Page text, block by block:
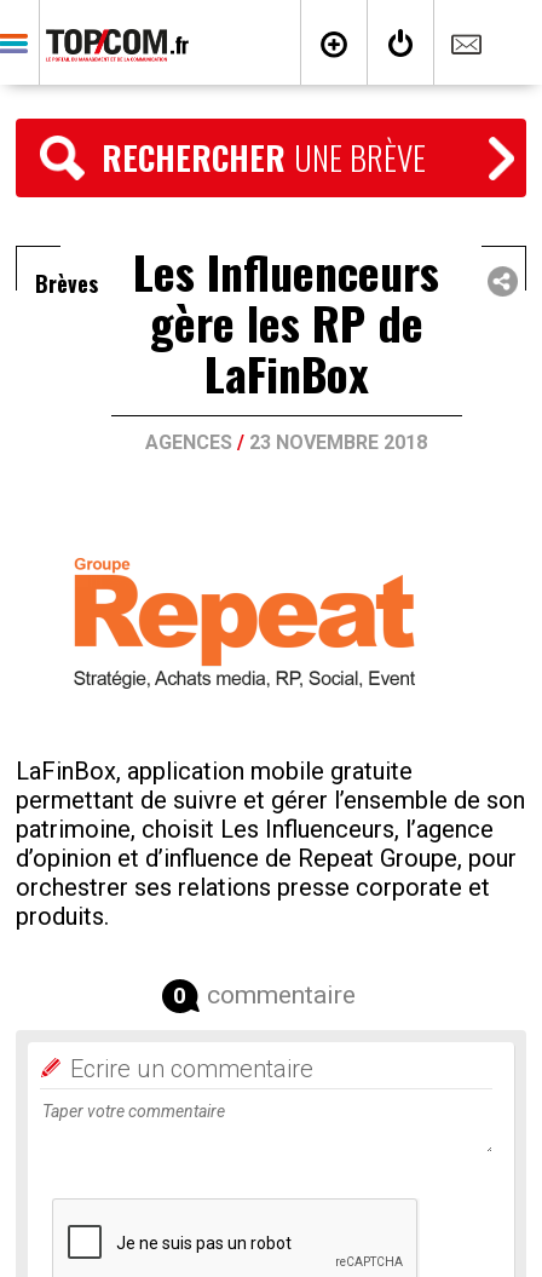
RECHERCHER UNE BRÈVE
Brèves Les Influenceurs
gère les RP de
LaFinBox
AGENCES / 23 NOVEMBRE 2018
LaFinBox, application mobile gratuite
permettant de suivre et gérer l’ensemble de son
patrimoine, choisit Les Influenceurs, l’agence
d’opinion et d’influence de Repeat Groupe, pour
orchestrer ses relations presse corporate et
produits.
0 commentaire
Ecrire un commentaire